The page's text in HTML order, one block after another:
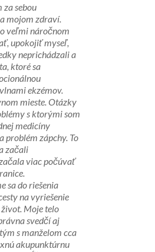
sebou
mojom zdraví.
veľmi náročnom
upokojiť myseľ,
neprichádzali a
ktoré sa
ekzémov.
mieste. Otázky
s ktorými som
medicíny
problém zápchy. To
začali
viac počúvať
sa do riešenia
na vyriešenie
Moje telo
svedčí aj
s manželom cca
akupunktúrnu